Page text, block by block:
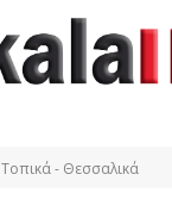
Τοπικά - Θεσσαλικά